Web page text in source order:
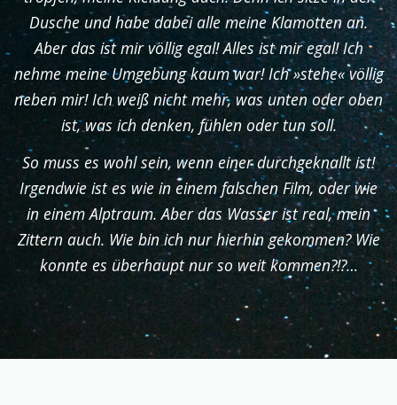
Dusche und habe dabei alle meine Klamotten an.
Aber das ist mir völlig egal! Alles ist mir egal! Ich
nehme meine Umgebung kaum war! Ich »stehe« völlig
neben mir! Ich weiß nicht mehr, was unten oder oben
ist, was ich denken, fühlen oder tun soll.
So muss es wohl sein, wenn einer durchgeknallt ist!
Irgendwie ist es wie in einem falschen Film, oder wie
in einem Alptraum. Aber das Wasser ist real, mein
Zittern auch. Wie bin ich nur hierhin gekommen? Wie
konnte es überhaupt nur so weit kommen?!?…